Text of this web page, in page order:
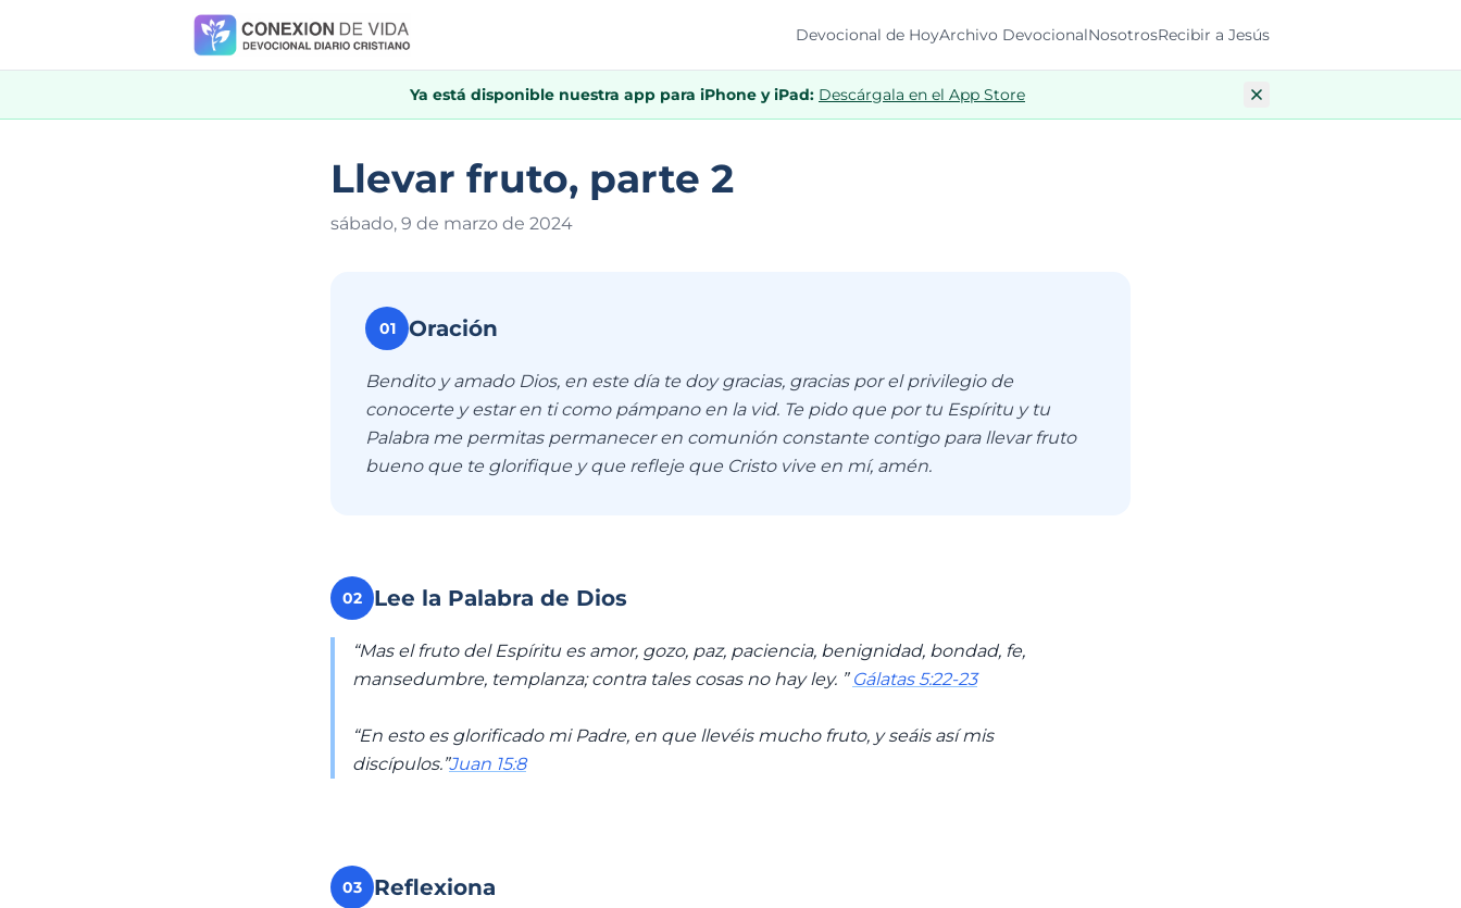
Devocional de HoyArchivo DevocionalNosotrosRecibir a Jesús
Ya está disponible nuestra app para iPhone y iPad: Descárgala en el App Store
Llevar fruto, parte 2
sábado, 9 de marzo de 2024
01 Oración
Bendito y amado Dios, en este día te doy gracias, gracias por el privilegio de
conocerte y estar en ti como pámpano en la vid. Te pido que por tu Espíritu y tu
Palabra me permitas permanecer en comunión constante contigo para llevar fruto
bueno que te glorifique y que refleje que Cristo vive en mí, amén.
02 Lee la Palabra de Dios
“Mas el fruto del Espíritu es amor, gozo, paz, paciencia, benignidad, bondad, fe,
mansedumbre, templanza; contra tales cosas no hay ley. ” Gálatas 5:22-23
“En esto es glorificado mi Padre, en que llevéis mucho fruto, y seáis así mis
discípulos.”Juan 15:8
03 Reflexiona